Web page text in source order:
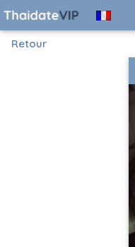
Retour